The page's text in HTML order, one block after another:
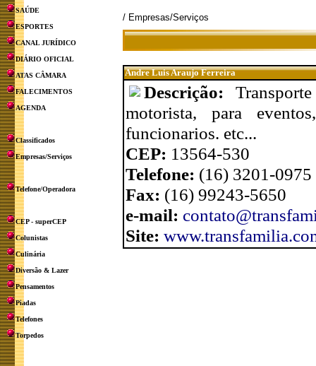
SAÚDE
ESPORTES
CANAL JURÍDICO
DIÁRIO OFICIAL
ATAS CÂMARA
FALECIMENTOS
AGENDA
Classificados
Empresas/Serviços
Telefone/Operadora
CEP - superCEP
Colunistas
Culinária
Diversão & Lazer
Pensamentos
Piadas
Telefones
Torpedos
/ Empresas/Serviços
Andre Luis Araujo Ferreira
Descrição:
motorista, para
funcionarios. etc...
CEP: 13564-530
Telefone: (16) 3201-
Fax: (16) 99243-5650
e-mail:
Site: